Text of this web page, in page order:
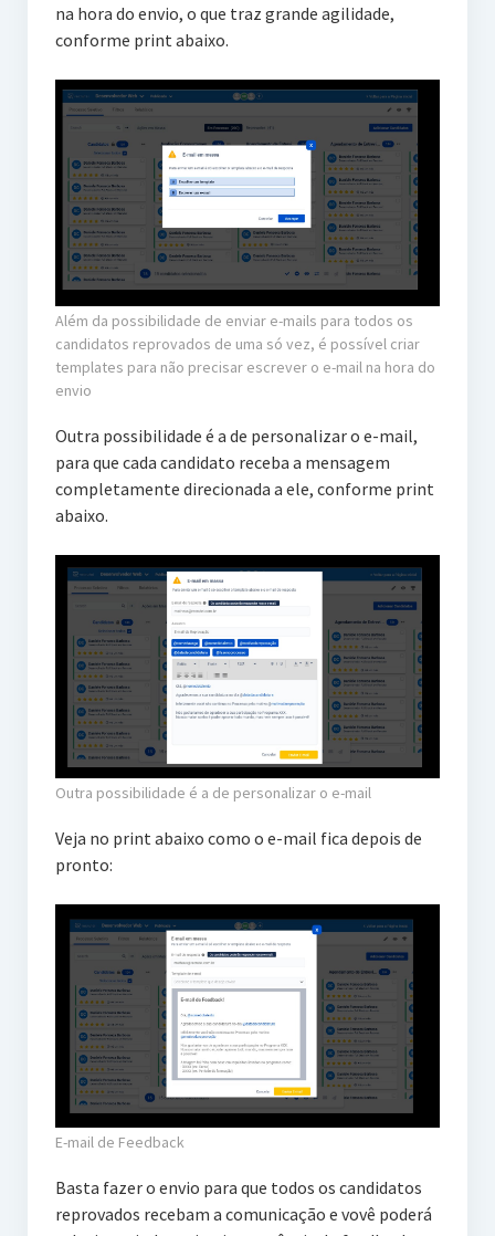
na hora do envio, o que traz grande agilidade,
conforme print abaixo.
Além da possibilidade de enviar e-mails para todos os
candidatos reprovados de uma só vez, é possível criar
templates para não precisar escrever o e-mail na hora do
envio
Outra possibilidade é a de personalizar o e-mail,
para que cada candidato receba a mensagem
completamente direcionada a ele, conforme print
abaixo.
Outra possibilidade é a de personalizar o e-mail
Veja no print abaixo como o e-mail fica depois de
pronto:
E-mail de Feedback
Basta fazer o envio para que todos os candidatos
reprovados recebam a comunicação e vovê poderá